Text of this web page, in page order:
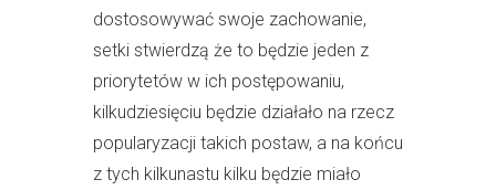
dostosowywać swoje zachowanie,
setki stwierdzą że to będzie jeden z
priorytetów w ich postępowaniu,
kilkudziesięciu będzie działało na rzecz
popularyzacji takich postaw, a na końcu
z tych kilkunastu kilku będzie miało